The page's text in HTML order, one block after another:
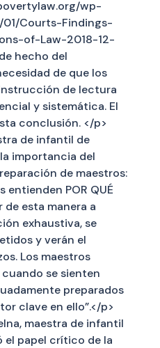
wp-
Courts-Findings-
of-Law-2018-12-
hecho del
de que los
de lectura
y sistemática. El
conclusión. </p>
de infantil de
importancia del
de maestros:
entienden POR QUÉ
de esta manera a
exhaustiva, se
y verán el
Los maestros
se sienten
preparados
clave en ello”.</p>
maestra de infantil
el papel crítico de la